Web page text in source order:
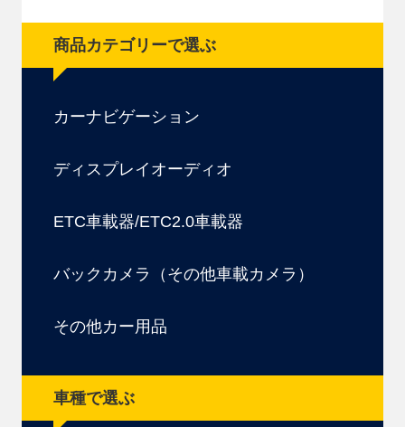
商品カテゴリーで選ぶ
カーナビゲーション
ディスプレイオーディオ
ETC車載器/ETC2.0車載器
バックカメラ（その他車載カメラ）
その他カー用品
車種で選ぶ